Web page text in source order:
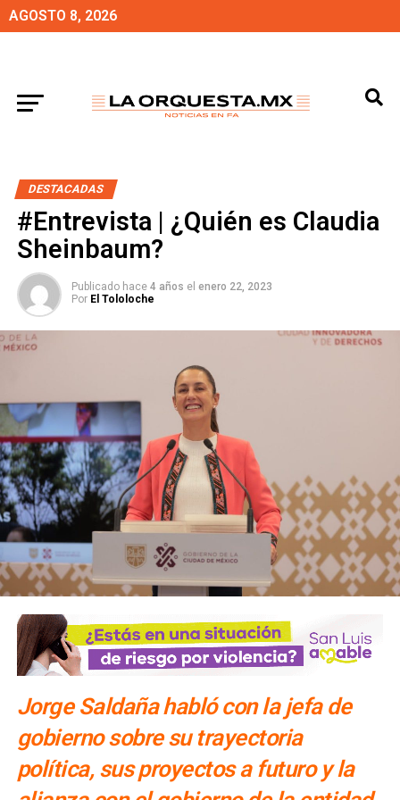
AGOSTO 8, 2026
DESTACADAS
#Entrevista | ¿Quién es Claudia
Sheinbaum?
Publicado hace 4 años el enero 22, 2023
Por El Tololoche
Jorge Saldaña habló con la jefa de
gobierno sobre su trayectoria
política, sus proyectos a futuro y la